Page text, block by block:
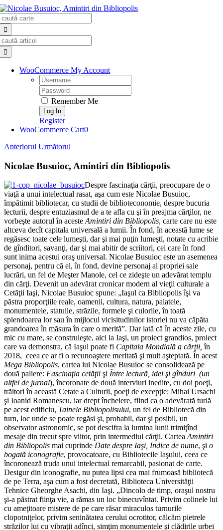
Skip
to
content
WooCommerce My Account
Username:
Password:
Remember Me
Register
WooCommerce Cart0
Anteriorul Următorul
Nicolae Busuioc, Amintiri din Bibliopolis
Despre fascinaţia cărţii, preocupare de o
viaţă a unui intelectual rasat, aşa cum este Nicolae Busuioc,
împătimit bibliotecar, cu studii de biblioteconomie, despre bucuria
lecturii, despre entuziasmul de a te afla cu şi în preajma cărţilor, ne
vorbeşte autorul în acesteAmintiri din Bibliopolis, carte care nu este
altceva decît capitala universală a lumii. În fond, în această lume se
regăsesc toate cele lumeşti, dar şi mai puţin lumeşti, notate cu acribie
de gînditori, savanţi, dar şi mai abitir de scriitori, cei care în fond
sunt inima acestui oraş universal. Nicolae Busuioc este un asemenea
personaj, pentru că el, în fond, devine personaj al propriei sale
lucrări, un fel de Meşter Manole, cel ce zideşte un adevărat templu
din cărţi. Devenit un adevărat cronicar modern al vieţii culturale a
Cetăţii Iaşi, Nicolae Busuioc spune: „Iaşul ca Bibliopolis îşi va
păstra proporţiile reale, oamenii, cultura, natura, palatele,
monumentele, statuile, străzile, formele şi culorile, în toată
splendoarea lor sau în mijlocul vicisitudinilor istoriei nu va căpăta
grandoarea în măsura în care o merită”. Dar iată că în aceste zile, cu
mic cu mare, se construieşte, aici la Iaşi, un proiect grandios, proiect
care va demonstra, că Iaşul poate fi Capitala Mondială a cărţii,în
2018, ceea ce ar fi o recunoaştere meritată şi mult aşteptată. În acest
Mega Bibliopolis, cartea lui Nicolae Busuioc se consolidează pe
două paliere: Fascinaţia cetăţii şi Între lectură, idei şi gînduri (un
altfel de jurnal), încoronate de două interviuri inedite, cu doi poeţi,
trăitori în această Cetate a Culturii, poeţi de excepţie: Mihai Ursachi
şi Ioanid Romanescu, iar drept încheiere, fiind ca o adevărată turlă
pe acest edificiu, Tainele Bibliopolisului, un fel de Bibliotecă din
turn, loc unde se poate regăsi şi, probabil, dar şi posibil, un
observator astronomic, se pot descifra la lumina lunii trimiţînd
mesaje din trecut spre viitor, prin intermediul cărţii. CarteaAmintiri
din Bibliopolis mai cuprinde Date despre Iaşi, Indice de nume, şi o
bogată iconografie, provocatoare, cu Bibliotecile Iaşului, ceea ce
încoronează truda unui intelectual remarcabil, pasionat de carte.
Desigur din iconografie, nu putea lipsi cea mai frumoasă bibliotecă
de pe Terra, aşa cum a fost decretată, Biblioteca Universităţii
Tehnice Gheorghe Asachi, din Iaşi. „Dincolo de timp, oraşul nostru
şi-a păstrat fiinţa vie, a rămas un loc binecuvîntat. Privim colinele lui
cu ameţitoare mistere de pe care răsar miraculos turnurile
clopotniţelor, privim seninătatea cerului ocrotitor, călcăm pietrele
străzilor lui cu vibraţii adînci, simţim monumentele şi clădirile urbei